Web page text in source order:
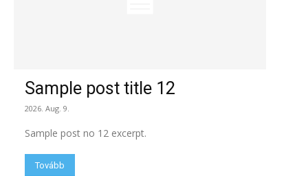
Sample post title 12
2026. Aug. 9.
Sample post no 12 excerpt.
Tovább